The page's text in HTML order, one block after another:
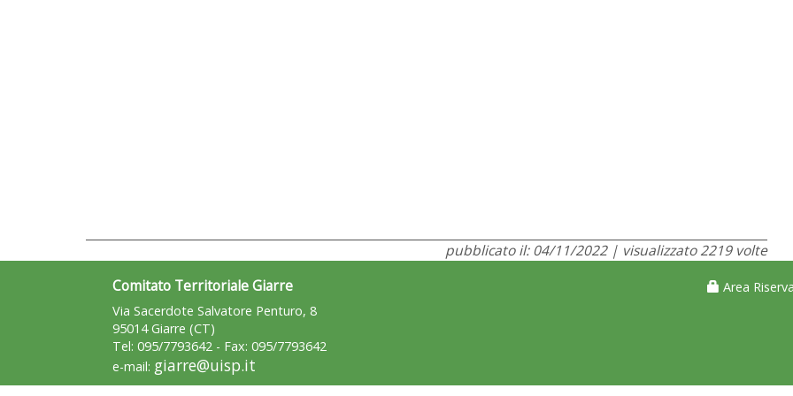
pubblicato il: 04/11/2022 | visualizzato 2219 volte
Comitato Territoriale Giarre
Via Sacerdote Salvatore Penturo, 8
95014 Giarre (CT)
Tel: 095/7793642 - Fax: 095/7793642
e-mail: giarre@uisp.it
Area